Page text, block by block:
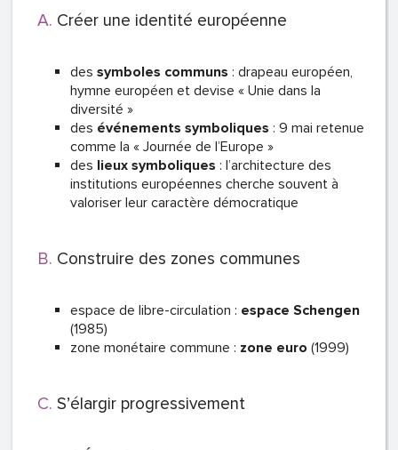
Créer une identité européenne
des symboles communs : drapeau européen,
hymne européen et devise « Unie dans la
diversité »
des événements symboliques : 9 mai retenue
comme la « Journée de l’Europe »
des lieux symboliques : l’architecture des
institutions européennes cherche souvent à
valoriser leur caractère démocratique
Construire des zones communes
espace de libre-circulation : espace Schengen
(1985)
zone monétaire commune : zone euro (1999)
S’élargir progressivement